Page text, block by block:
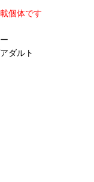
個体です
ダルト